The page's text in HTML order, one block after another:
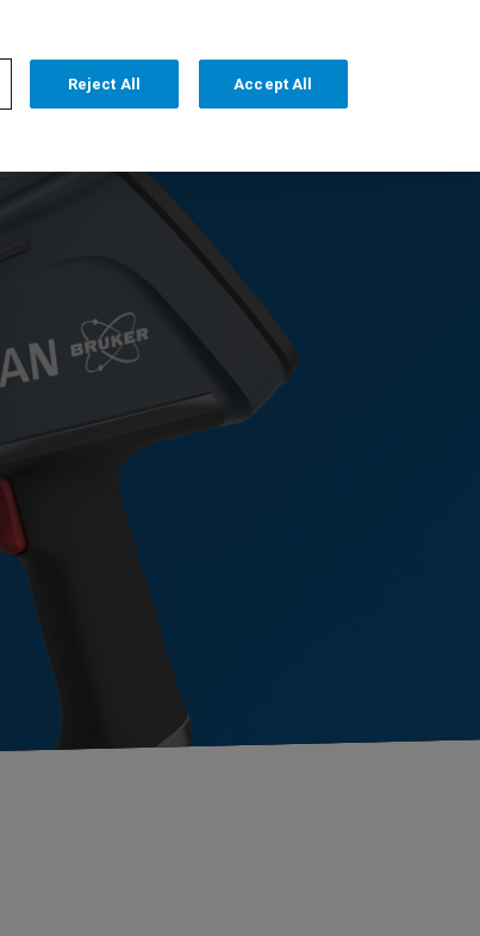
ÜBER UNS
Reject All Accept All